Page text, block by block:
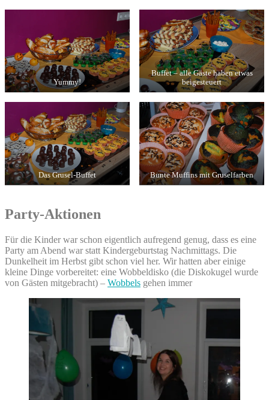
Yummy!
Buffet – alle Gäste haben etwas
beigesteuert
Das Grusel-Buffet Bunte Muffins mit Gruselfarben
Party-Aktionen
Für die Kinder war schon eigentlich aufregend genug, dass es eine
Party am Abend war statt Kindergeburtstag Nachmittags. Die
Dunkelheit im Herbst gibt schon viel her. Wir hatten aber einige
kleine Dinge vorbereitet: eine Wobbeldisko (die Diskokugel wurde
von Gästen mitgebracht) – Wobbels gehen immer